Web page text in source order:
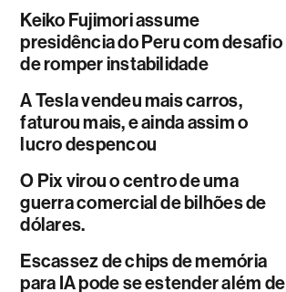
Keiko Fujimori assume
presidência do Peru com desafio
de romper instabilidade
A Tesla vendeu mais carros,
faturou mais, e ainda assim o
lucro despencou
O Pix virou o centro de uma
guerra comercial de bilhões de
dólares.
Escassez de chips de memória
para IA pode se estender além de